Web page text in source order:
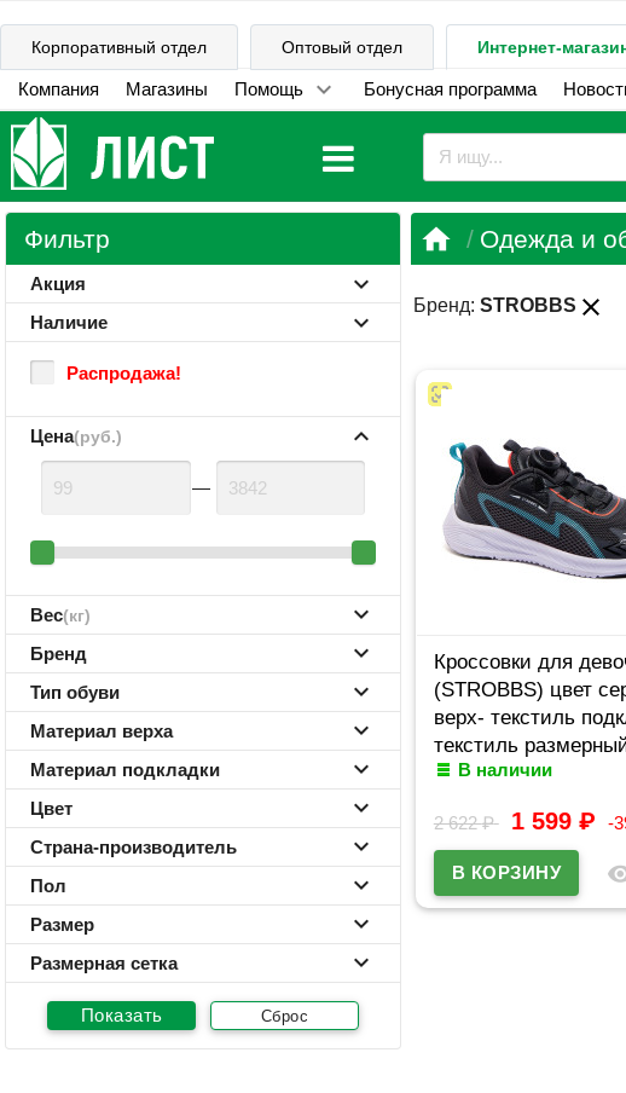
Корпоративный отдел Оптовый отдел Интернет-
Компания Магазины Помощь Бонусная программа
Фильтр
Акция
Наличие
Распродажа!
Цена(руб.)
—
Вес(кг)
Бренд
Тип обуви
Материал верха
Материал подкладки
Цвет
Страна-производитель
Пол
Размер
Размерная сетка
Сброс
 Одежда и
Бренд:STROBBS close
Кроссовки для
(STROBBS) цвет
верх- текстиль
текстиль
31-35 артикул
В наличии
2 622₽ 1 599 ₽ -